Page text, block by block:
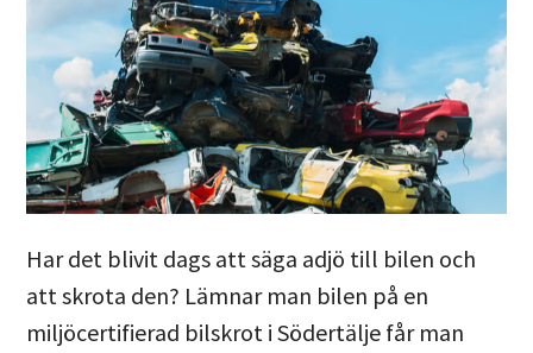
Har det blivit dags att säga adjö till bilen och
att skrota den? Lämnar man bilen på en
miljöcertifierad bilskrot i Södertälje får man